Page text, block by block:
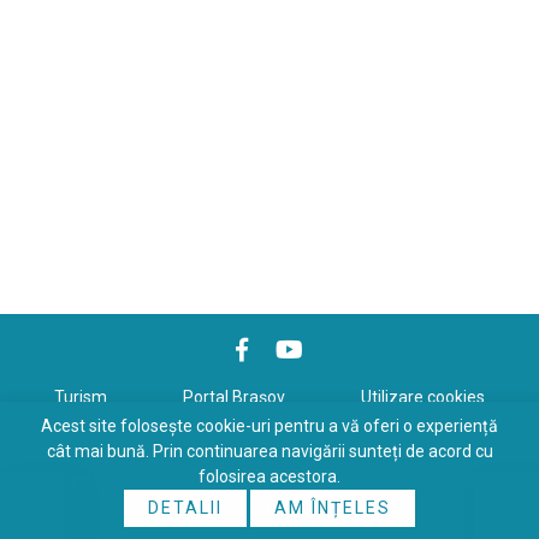
Turism Portal Braşov Utilizare cookies
Politică de confidenţialitate
Copyrights © 2026 All Rights Reserved. Powered by
Online
Acest site folosește cookie-uri pentru a vă oferi o experiență
cât mai bună. Prin continuarea navigării sunteți de acord cu
folosirea acestora.
DETALII
AM ÎNȚELES